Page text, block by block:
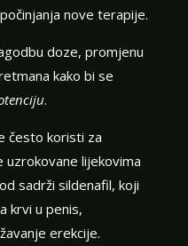
nove terapije.
doze, promjenu
kako bi se
.
često koristi za
uzrokovane lijekovima
sadrži sildenafil, koji
krvi u penis,
erekcije.